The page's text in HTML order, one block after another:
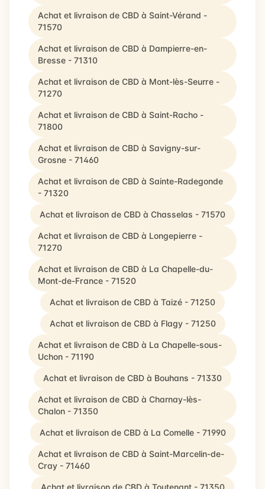
Achat et livraison de CBD à Saint-Vérand -
71570
Achat et livraison de CBD à Dampierre-en-
Bresse - 71310
Achat et livraison de CBD à Mont-lès-Seurre -
71270
Achat et livraison de CBD à Saint-Racho -
71800
Achat et livraison de CBD à Savigny-sur-
Grosne - 71460
Achat et livraison de CBD à Sainte-Radegonde
- 71320
Achat et livraison de CBD à Chasselas - 71570
Achat et livraison de CBD à Longepierre -
71270
Achat et livraison de CBD à La Chapelle-du-
Mont-de-France - 71520
Achat et livraison de CBD à Taizé - 71250
Achat et livraison de CBD à Flagy - 71250
Achat et livraison de CBD à La Chapelle-sous-
Uchon - 71190
Achat et livraison de CBD à Bouhans - 71330
Achat et livraison de CBD à Charnay-lès-
Chalon - 71350
Achat et livraison de CBD à La Comelle - 71990
Achat et livraison de CBD à Saint-Marcelin-de-
Cray - 71460
Achat et livraison de CBD à Toutenant - 71350